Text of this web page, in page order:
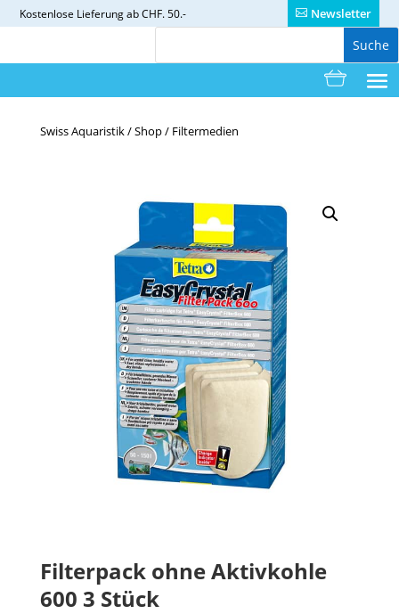
Kostenlose Lieferung ab CHF. 50.- Newsletter
Swiss Aquaristik/Shop/ Filtermedien
Filterpack ohne Aktivkohle
600 3 Stück